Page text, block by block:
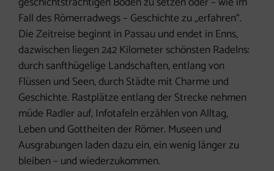
Fall des Römerradwegs – Geschichte zu „erfahren“.
Die Zeitreise beginnt in Passau und endet in Enns,
dazwischen liegen 242 Kilometer schönsten Radelns:
durch sanfthügelige Landschaften, entlang von
Flüssen und Seen, durch Städte mit Charme und
Geschichte. Rastplätze entlang der Strecke nehmen
müde Radler auf, Infotafeln erzählen von Alltag,
Leben und Gottheiten der Römer. Museen und
Ausgrabungen laden dazu ein, ein wenig länger zu
bleiben – und wiederzukommen.